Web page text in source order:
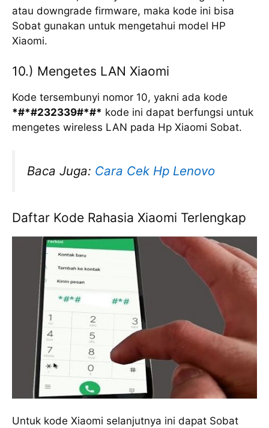
atau downgrade firmware, maka kode ini bisa
Sobat gunakan untuk mengetahui model HP
Xiaomi.
10.) Mengetes LAN Xiaomi
Kode tersembunyi nomor 10, yakni ada kode
*#*#232339#*#* kode ini dapat berfungsi untuk
mengetes wireless LAN pada Hp Xiaomi Sobat.
Baca Juga: Cara Cek Hp Lenovo
Daftar Kode Rahasia Xiaomi Terlengkap
Untuk kode Xiaomi selanjutnya ini dapat Sobat